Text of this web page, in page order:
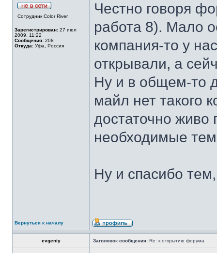
Сотрудник Color River
Зарегистрирован: 27 июл
2009, 11:22
Сообщения: 208
Откуда: Уфа, Россия
Честно говоря
работа 8). Мало
компания-то у
открывали, а
Ну и в общем-то
майл нет такого
достаточно живо
необходимые
Ну и спасибо
Вернуться к началу
evgeniy Заголовок сообщения: Re: к открытию форума